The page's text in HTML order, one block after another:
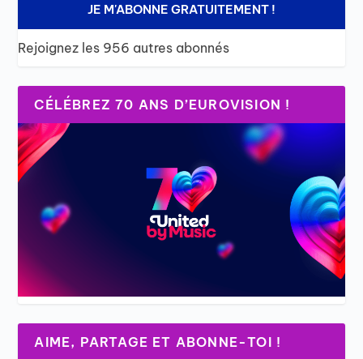
JE M'ABONNE GRATUITEMENT !
Rejoignez les 956 autres abonnés
CÉLÉBREZ 70 ANS D’EUROVISION !
AIME, PARTAGE ET ABONNE-TOI !